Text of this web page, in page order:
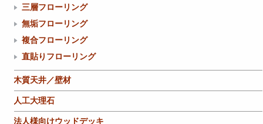
三層フローリング
無垢フローリング
複合フローリング
直貼りフローリング
木質天井／壁材
人工大理石
法人様向けウッドデッキ